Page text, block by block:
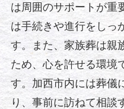
は周囲のサポートが重
は手続きや進行をしっ
す。また、家族葬は親
ため、心を許せる環境
す。加西市内には葬儀
り、事前に訪ねて相談